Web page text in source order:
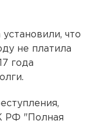
что
не платила
года
РФ "Полная